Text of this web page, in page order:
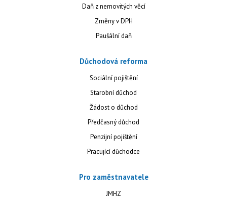
Daň z nemovitých věcí
Změny v DPH
Paušální daň
Důchodová reforma
Sociální pojištění
Starobní důchod
Žádost o důchod
Předčasný důchod
Penzijní pojištění
Pracující důchodce
Pro zaměstnavatele
JMHZ